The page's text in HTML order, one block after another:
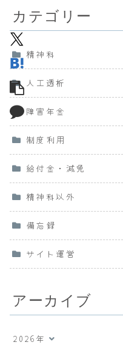
カテゴリー
精神科
人工透析
障害年金
制度利用
給付金・減免
精神科以外
備忘録
サイト運営
アーカイブ
2026年